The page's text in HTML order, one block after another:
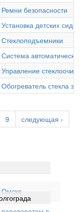
безопасности
детских
стекла
9
следующая ›